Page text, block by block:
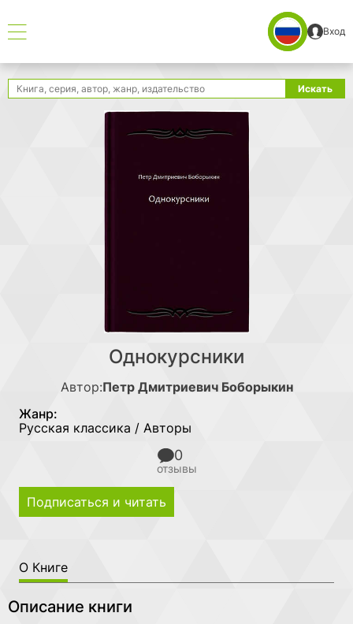
Вход
Поиск Искать
Однокурсники
Автор:Петр Дмитриевич Боборыкин
Жанр:
Русская классика / Авторы
0
отзывы
Подписаться и читать
О Книге
Описание книги